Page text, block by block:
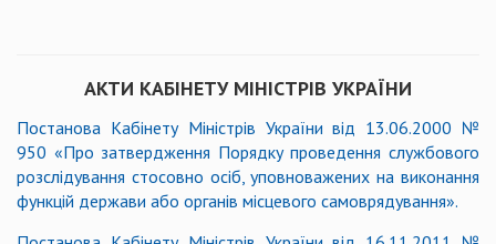
АКТИ КАБІНЕТУ МІНІСТРІВ УКРАЇНИ
Постанова Кабінету Міністрів України від 13.06.2000 №
950 «Про затвердження Порядку проведення службового
розслідування стосовно осіб, уповноважених на виконання
функцій держави або органів місцевого самоврядування».